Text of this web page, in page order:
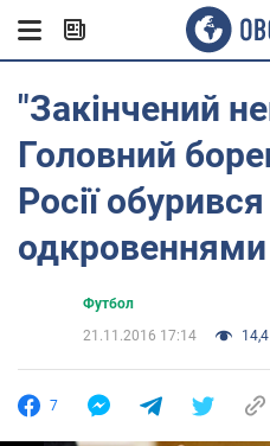
"Закінчений
Головний
Росії обурився
Футбол
21.11.2016 17:14
7